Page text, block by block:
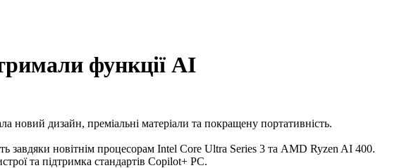
функції AI
новий дизайн, преміальні матеріали та покращену портативність.
завдяки новітнім процесорам Intel Core Ultra Series 3 та AMD Ryzen AI 400.
та підтримка стандартів Copilot+ PC.